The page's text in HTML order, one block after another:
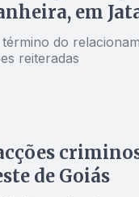
em
do
reiteradas
de Goiás